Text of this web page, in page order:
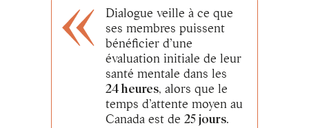
Dialogue veille à ce que
ses membres puissent
bénéficier d’une
évaluation initiale de leur
santé mentale dans les
24 heures, alors que le
temps d’attente moyen au
Canada est de 25 jours.